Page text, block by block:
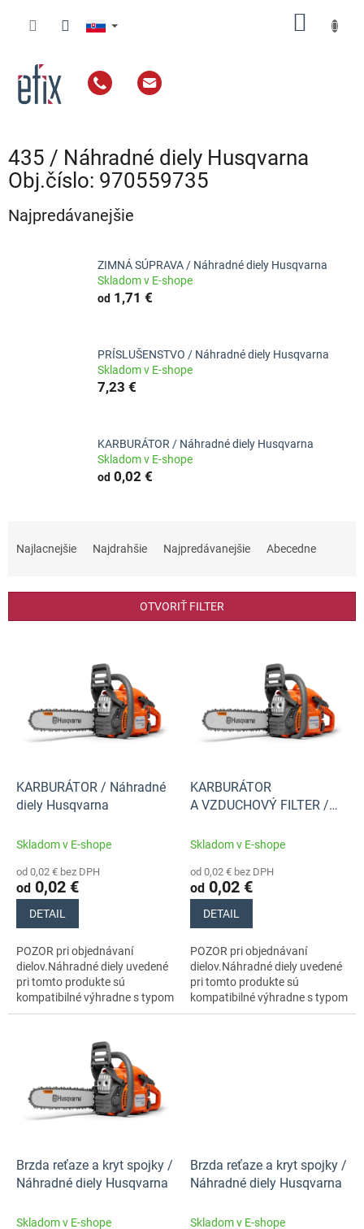
435 / Náhradné diely Husqvarna
Obj.číslo: 970559735
Najpredávanejšie
ZIMNÁ SÚPRAVA / Náhradné diely Husqvarna
Skladom v E-shope
od 1,71 €
PRÍSLUŠENSTVO / Náhradné diely Husqvarna
Skladom v E-shope
7,23 €
KARBURÁTOR / Náhradné diely Husqvarna
Skladom v E-shope
od 0,02 €
i
Najlacnejšie Najdrahšie Najpredávanejšie Abecedne
OTVORIŤ FILTER
KARBURÁTOR / Náhradné
diely Husqvarna
Skladom v E-shope
od 0,02 € bez DPH
od 0,02 €
DETAIL
POZOR pri objednávaní
dielov.Náhradné diely uvedené
pri tomto produkte sú
kompatibilné výhradne s typom
stroja s číslom 970559735
KARBURÁTOR
A VZDUCHOVÝ FILTER /
Skladom v E-shope
od 0,02 € bez DPH
od 0,02 €
DETAIL
POZOR pri objednávaní
dielov.Náhradné diely uvedené
pri tomto produkte sú
kompatibilné výhradne s typom
stroja s číslom 970559735
Brzda reťaze a kryt spojky /
Náhradné diely Husqvarna
Skladom v E-shope
Brzda reťaze a kryt spojky /
Náhradné diely Husqvarna
Skladom v E-shope